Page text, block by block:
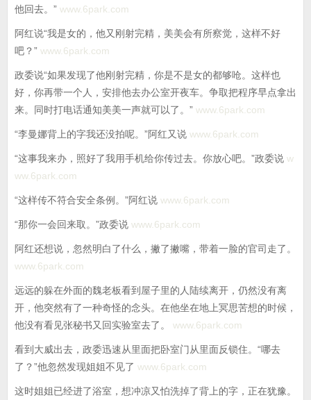
他回去。” www.6park.com
阿红说“我是女的，他又刚射完精，美美会有所察觉，这样不好
吧？” www.6park.com
政委说“如果发现了他刚射完精，你是不是女的都够呛。这样也
好，你再带一个人，安排他去办公室开夜车。争取把程序早点拿出
来。同时打电话通知美美一声就可以了。” www.6park.com
“李曼娜背上的字我还没拍呢。”阿红又说 www.6park.com
“这事我来办，照好了我用手机给你传过去。你放心吧。”政委说 w
ww.6park.com
“这样传不符合安全条例。”阿红说 www.6park.com
“那你一会回来取。”政委说 www.6park.com
阿红还想说，忽然明白了什么，撇了撇嘴，带着一脸的官司走了。
www.6park.com
远远的躲在外面的魏老板看到屋子里的人陆续离开，仍然没有离
开，他突然有了一种奇怪的念头。在他坐在地上冥思苦想的时候，
他没有看见张秘书又回实验室去了。
www.6park.com
看到大威出去，政委迅速从里面把卧室门从里面反锁住。“哪去
了？”他忽然发现姐姐不见了 www.6park.com
这时姐姐已经进了浴室，想冲凉又怕洗掉了背上的字，正在犹豫。